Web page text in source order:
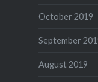
October 2019
September
August 2019